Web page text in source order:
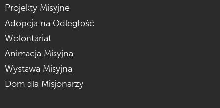
Projekty Misyjne
Adopcja na Odległość
Wolontariat
Animacja Misyjna
Wystawa Misyjna
Dom dla Misjonarzy